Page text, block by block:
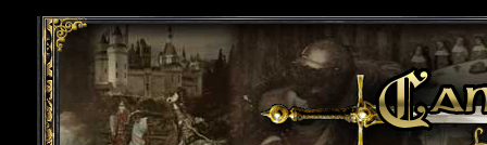
Camelot, la patria della cavalleria